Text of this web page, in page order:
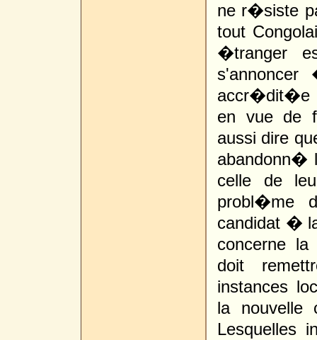
ne r�siste
tout
�tranger
accr�dit�e
en vue de
aussi dire
abandonn�
celle de
probl�me
candidat �
concerne
doit
instances
la nouvelle
Lesquelles